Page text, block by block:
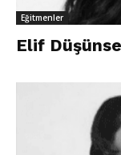
Eğitmenler
Elif